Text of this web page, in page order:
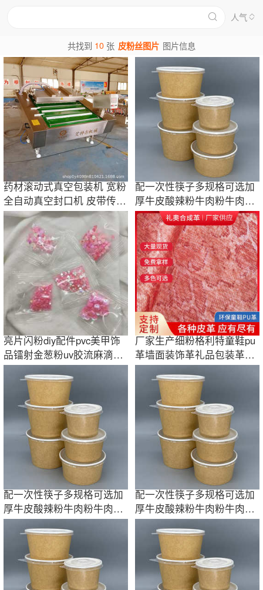
人气
共找到 10 张 皮粉丝图片 图片信息
药材滚动式真空包装机 宽粉
全自动真空封口机 皮带传送
智能控制
配一次性筷子多规格可选加
厚牛皮酸辣粉牛肉粉牛肉汤
米线拌面纸碗
亮片闪粉diy配件pvc美甲饰
品镭射金葱粉uv胶流麻滴胶
环氧树脂批发
厂家生产细粉格利特童鞋pu
革墙面装饰革礼品包装革环
保PVC人造革
配一次性筷子多规格可选加
厚牛皮酸辣粉牛肉粉牛肉汤
米线拌面纸碗
配一次性筷子多规格可选加
厚牛皮酸辣粉牛肉粉牛肉汤
米线拌面纸碗